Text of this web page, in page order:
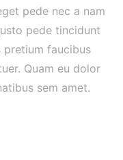
pede nec a nam
pede tincidunt
pretium faucibus
Quam eu dolor
sem amet.